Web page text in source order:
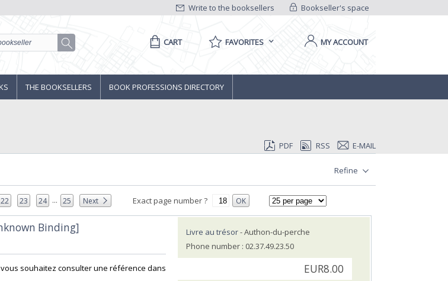
Bookseller's space
Write to the booksellers
CART FAVORITES MY ACCOUNT
THE BOOKSELLERS BOOK PROFESSIONS DIRECTORY
PDF RSS E-MAIL
Refine
22 23 24 ... 25 Next Exact page number ? OK
Binding]‎
souhaitez consulter une référence dans
Livre au trésor- Authon-du-perche
Phone number : 02.37.49.23.50
EUR8.00